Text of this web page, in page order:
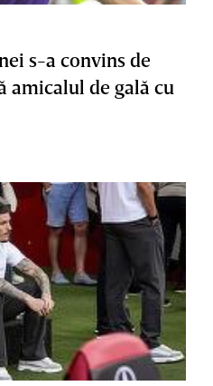
s-a convins de
amicalul de gală cu